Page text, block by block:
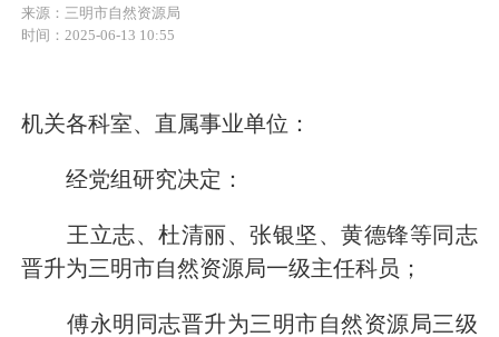
来源：三明市自然资源局
时间：2025-06-13 10:55
机关各科室、直属事业单位：
经党组研究决定：
王立志、杜清丽、张银坚、黄德锋等同志
晋升为三明市自然资源局一级主任科员；
傅永明同志晋升为三明市自然资源局三级